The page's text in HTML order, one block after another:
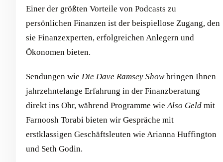
Einer der größten Vorteile von Podcasts zu
persönlichen Finanzen ist der beispiellose Zugang, den
sie Finanzexperten, erfolgreichen Anlegern und
Ökonomen bieten.
Sendungen wie Die Dave Ramsey Showbringen Ihnen
jahrzehntelange Erfahrung in der Finanzberatung
direkt ins Ohr, während Programme wieAlso Geld mit
Farnoosh Torabi bieten wir Gespräche mit
erstklassigen Geschäftsleuten wie Arianna Huffington
und Seth Godin.